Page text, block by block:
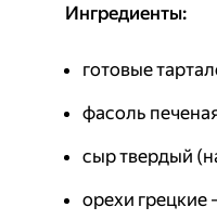
Ингредиенты:
готовые
фасоль
сыр твердый
орехи грецкие